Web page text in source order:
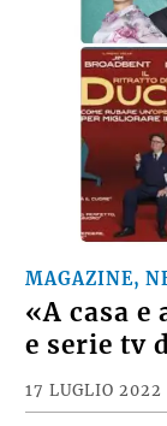
MAGAZINE,
«A casa
e serie tv
17 LUGLIO 2022